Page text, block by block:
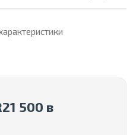
500 в